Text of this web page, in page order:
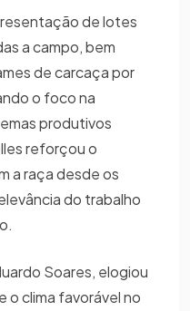
de lotes
a campo, bem
de carcaça por
o foco na
produtivos
reforçou o
a raça desde os
do trabalho
Soares, elogiou
o clima favorável no